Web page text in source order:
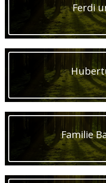
Ferdi
Familie